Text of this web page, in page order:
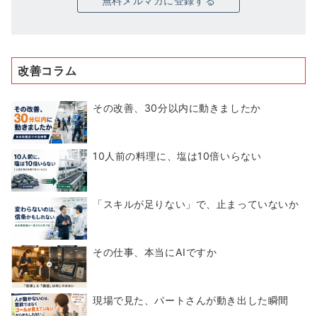
改善コラム
その改善、30分以内に動きましたか
10人前の料理に、塩は10倍いらない
「スキルが足りない」で、止まっていないか
その仕事、本当にAIですか
現場で見た、パートさんが動き出した瞬間